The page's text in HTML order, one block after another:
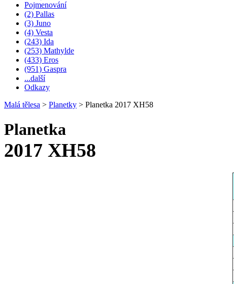
Pojmenování
(2) Pallas
(3) Juno
(4) Vesta
(243) Ida
(253) Mathylde
(433) Eros
(951) Gaspra
...další
Odkazy
Malá tělesa > Planetky > Planetka 2017 XH58
Planetka
2017 XH58